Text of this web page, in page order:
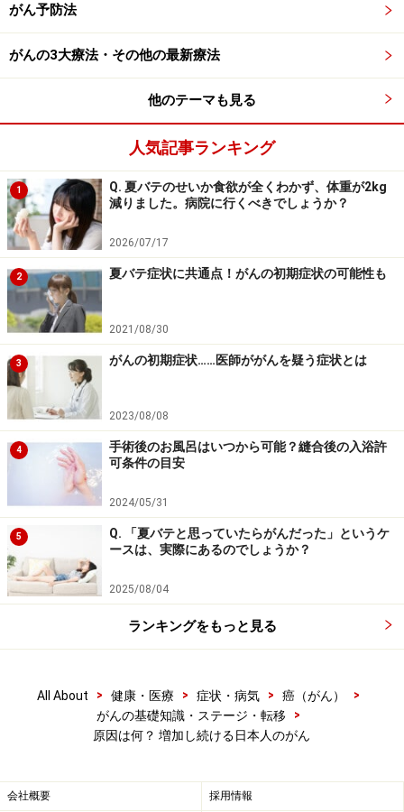
がん予防法
がんの3大療法・その他の最新療法
他のテーマも見る
人気記事ランキング
1
Q. 夏バテのせいか食欲が全くわかず、体重が2kg
減りました。病院に行くべきでしょうか？
2026/07/17
2 夏バテ症状に共通点！がんの初期症状の可能性も
2021/08/30
3 がんの初期症状……医師ががんを疑う症状とは
2023/08/08
4
手術後のお風呂はいつから可能？縫合後の入浴許
可条件の目安
2024/05/31
5
Q. 「夏バテと思っていたらがんだった」というケ
ースは、実際にあるのでしょうか？
2025/08/04
ランキングをもっと見る
All About > 健康・医療 > 症状・病気 > 癌（がん）
>
がんの基礎知識・ステージ・転移
>
原因は何？ 増加し続ける日本人のがん
会社概要 採用情報